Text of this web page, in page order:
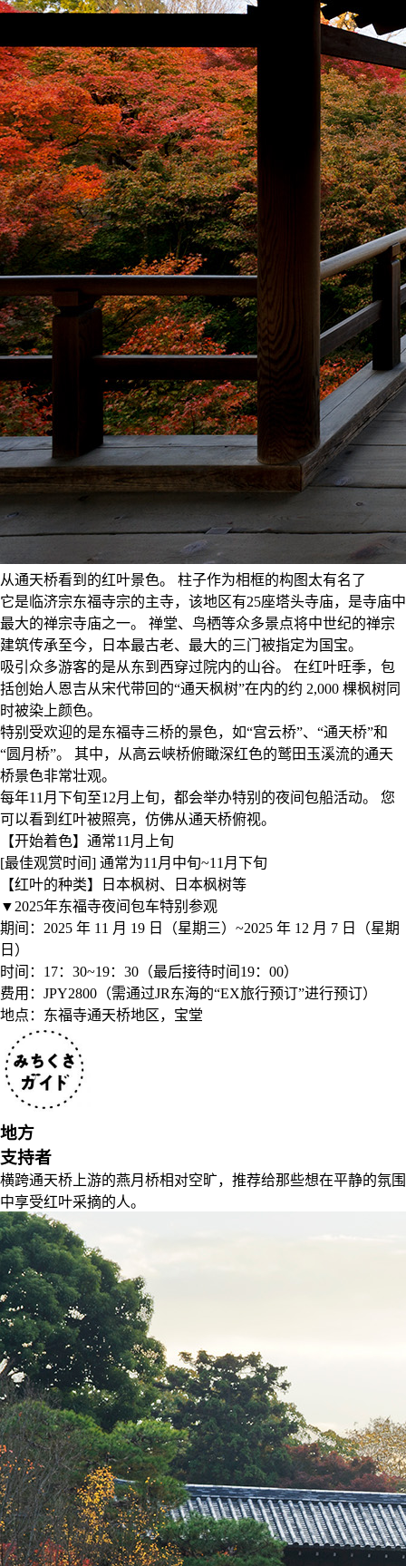
从通天桥看到的红叶景色。 柱子作为相框的构图太有名了
它是临济宗东福寺宗的主寺，该地区有25座塔头寺庙，是寺庙中
最大的禅宗寺庙之一。 禅堂、鸟栖等众多景点将中世纪的禅宗
建筑传承至今，日本最古老、最大的三门被指定为国宝。
吸引众多游客的是从东到西穿过院内的山谷。 在红叶旺季，包
括创始人恩吉从宋代带回的“通天枫树”在内的约 2,000 棵枫树同
时被染上颜色。
特别受欢迎的是东福寺三桥的景色，如“宫云桥”、“通天桥”和
“圆月桥”。 其中，从高云峡桥俯瞰深红色的鹫田玉溪流的通天
桥景色非常壮观。
每年11月下旬至12月上旬，都会举办特别的夜间包船活动。 您
可以看到红叶被照亮，仿佛从通天桥俯视。
【开始着色】通常11月上旬
[最佳观赏时间] 通常为11月中旬~11月下旬
【红叶的种类】日本枫树、日本枫树等
▼2025年东福寺夜间包车特别参观
期间：2025 年 11 月 19 日（星期三）~2025 年 12 月 7 日（星期
日）
时间：17：30~19：30（最后接待时间19：00）
费用：JPY2800（需通过JR东海的“EX旅行预订”进行预订）
地点：东福寺通天桥地区，宝堂
地方
支持者
横跨通天桥上游的燕月桥相对空旷，推荐给那些想在平静的氛围
中享受红叶采摘的人。